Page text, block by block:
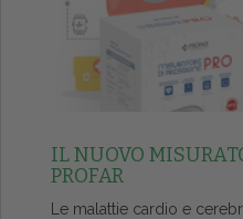
IL NUOVO
PROFAR
Le malattie cardio e